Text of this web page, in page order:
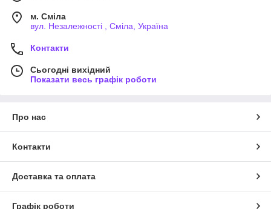
м. Сміла
вул. Незалежності , Сміла, Україна
Контакти
Сьогодні вихідний
Показати весь графік роботи
Про нас
Контакти
Доставка та оплата
Графік роботи